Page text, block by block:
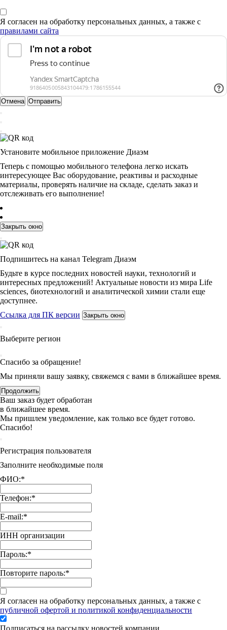
Я согласен на обработку персональных данных, а также с
правилами сайта
Отмена Отправить
Установите мобильное приложение Диаэм
Теперь с помощью мобильного телефона легко искать
интересующее Вас оборудование, реактивы и расходные
материалы, проверять наличие на складе, сделать заказ и
отслеживать его выполнение!
Закрыть окно
Подпишитесь на канал Telegram Диаэм
Будьте в курсе последних новостей науки, технологий и
интересных предложений! Актуальные новости из мира Life
sciences, биотехнологий и аналитической химии стали еще
доступнее.
Ссылка для ПК версии Закрыть окно
Выберите регион
Спасибо за обращение!
Мы приняли вашу заявку, свяжемся с вами в ближайшее время.
Продолжить
Ваш заказ будет обработан
в ближайшее время.
Мы пришлем уведомление, как только все будет готово.
Спасибо!
Регистрация пользователя
Заполните необходимые поля
ФИО:*
Телефон:*
E-mail:*
ИНН организации
Пароль:*
Повторите пароль:*
Я согласен на обработку персональных данных, а также с
публичной офертой и политикой конфиденциальности
Подписаться на рассылку новостей компании